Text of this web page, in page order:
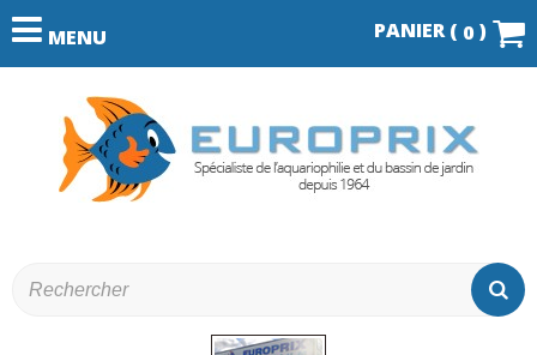
MENU PANIER ( 0 )